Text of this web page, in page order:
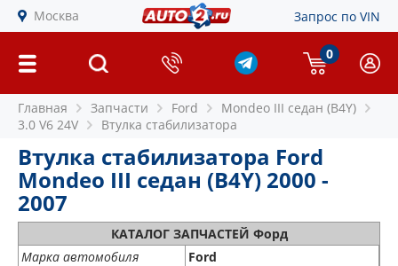
Москва Запрос по VIN
0
Главная Запчасти Ford
Mondeo III седан (B4Y)
3.0 V6 24V
Втулка стабилизатора
Втулка стабилизатора Ford
Mondeo III седан (B4Y) 2000 -
2007
КАТАЛОГ ЗАПЧАСТЕЙ Форд
Марка автомобиля
Ford